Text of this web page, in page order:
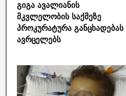
გიგა ავალიანის
მკვლელობის საქმეზე
პროკურატურა განცხადებას
ავრცელებს